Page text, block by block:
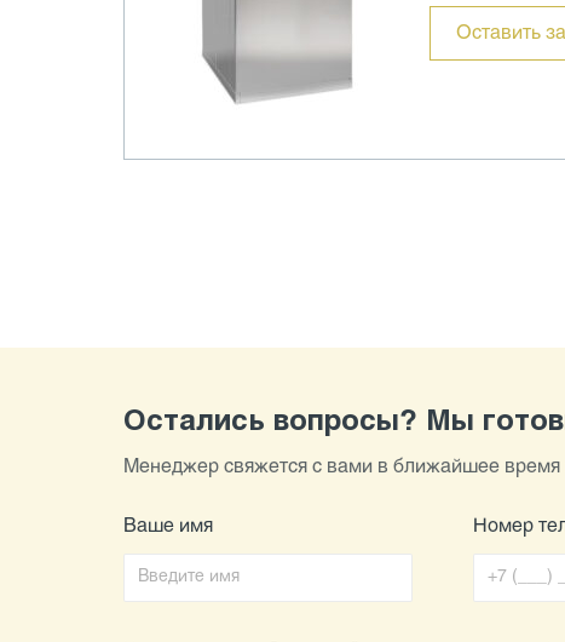
Оставить
Остались вопросы? Мы
Менеджер свяжется с вами в ближайшее время
Ваше имя Номер